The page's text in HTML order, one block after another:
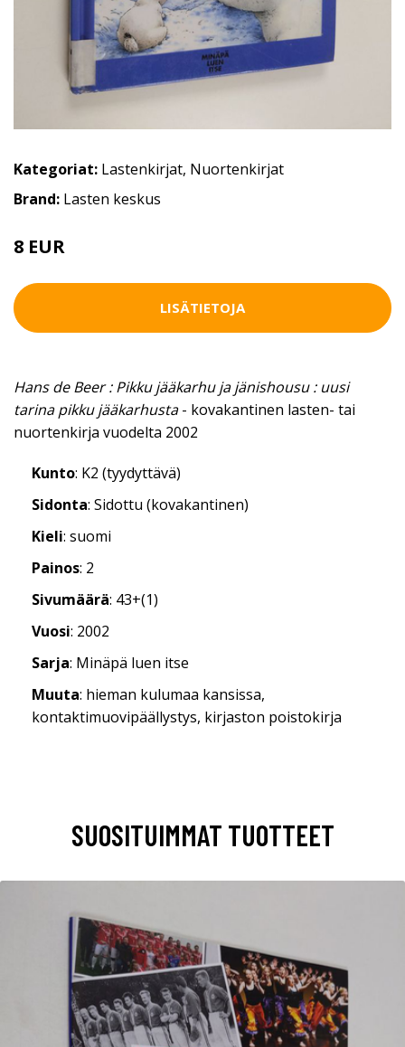
Kategoriat: Lastenkirjat, Nuortenkirjat
Brand: Lasten keskus
8 EUR
LISÄTIETOJA
Hans de Beer : Pikku jääkarhu ja jänishousu : uusi
tarina pikku jääkarhusta- kovakantinen lasten- tai
nuortenkirja vuodelta 2002
Kunto: K2 (tyydyttävä)
Sidonta: Sidottu (kovakantinen)
Kieli: suomi
Painos: 2
Sivumäärä: 43+(1)
Vuosi: 2002
Sarja: Minäpä luen itse
Muuta: hieman kulumaa kansissa,
kontaktimuovipäällystys, kirjaston poistokirja
SUOSITUIMMAT TUOTTEET